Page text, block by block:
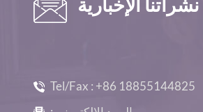
Tel/Fax : +86 18855144825